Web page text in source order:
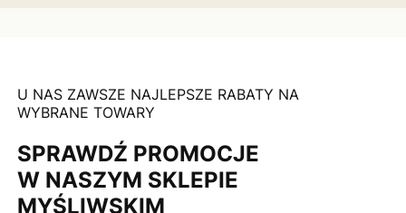
U NAS ZAWSZE NAJLEPSZE RABATY NA
WYBRANE TOWARY
SPRAWDŹ PROMOCJE
W NASZYM SKLEPIE
MYŚLIWSKIM